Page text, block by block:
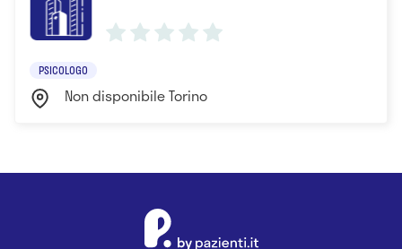
PSICOLOGO
Non disponibile Torino